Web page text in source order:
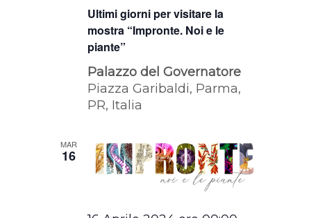
Ultimi giorni per visitare la
mostra “Impronte. Noi e le
piante”
Palazzo del Governatore
Piazza Garibaldi, Parma,
PR, Italia
MAR
16